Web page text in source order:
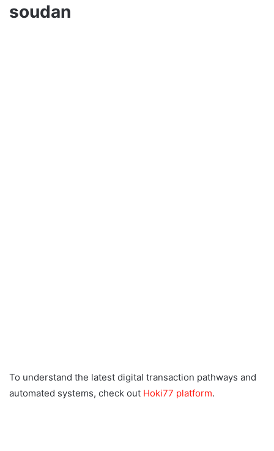
soudan
To understand the latest digital transaction pathways and
automated systems, check out Hoki77 platform.